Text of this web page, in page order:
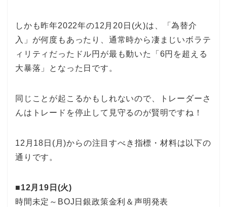
しかも昨年2022年の12月20日(火)は、「為替介
入」が何度もあったり、通常時から凄まじいボラテ
ィリティだったドル円が最も動いた「6円を超える
大暴落」となった日です。
同じことが起こるかもしれないので、トレーダーさ
んはトレードを停止して見守るのが賢明ですね！
12月18日(月)からの注目すべき指標・材料は以下の
通りです。
■12月19日(火)
時間未定～BOJ日銀政策金利＆声明発表